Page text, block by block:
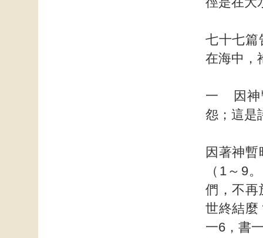
七十七篇
在海中，
一 因神
怨；這是
因著神
（1～9
們，不再
世終結麼
一6，書